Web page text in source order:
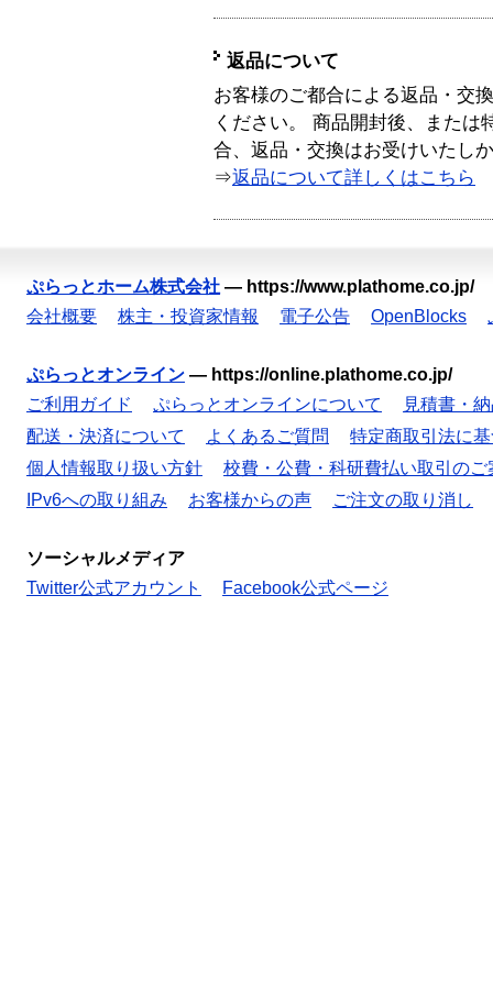
返品について
お客様のご都合による返品・交
ください。 商品開封後、または
合、返品・交換はお受けいたし
⇒返品について詳しくはこちら
ぷらっとホーム株式会社 — https://www.plathome.co.jp/
会社概要
株主・投資家情報 電子公告 OpenBlocks
ぷらっとオンライン — https://online.plathome.co.jp/
ご利用ガイド
ぷらっとオンラインについて
見積書・
配送・決済について
よくあるご質問
特定商取引法に
個人情報取り扱い方針
校費・公費・科研費払い取引のご
IPv6への取り組み
お客様からの声 ご注文の取り消し
ソーシャルメディア
Twitter公式アカウント
Facebook公式ページ